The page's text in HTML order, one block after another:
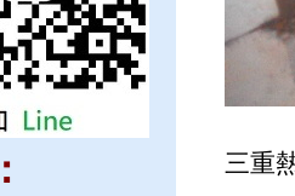
三重